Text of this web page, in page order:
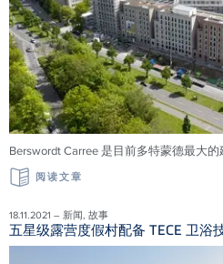
Berswordt Carree 是目前多特蒙德最大的
阅读文章
18.11.2021 – 新闻, 故事
五星级露营度假村配备 TECE 卫浴